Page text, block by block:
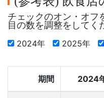
チェックのオン・オフ
目の数を調整をしてく
2024年 2025年
期間 2024